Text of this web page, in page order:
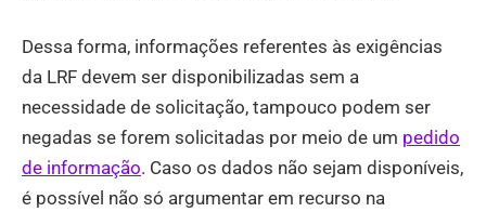
Dessa forma, informações referentes às exigências
da LRF devem ser disponibilizadas sem a
necessidade de solicitação, tampouco podem ser
negadas se forem solicitadas por meio de um pedido
de informação. Caso os dados não sejam disponíveis,
é possível não só argumentar em recurso na